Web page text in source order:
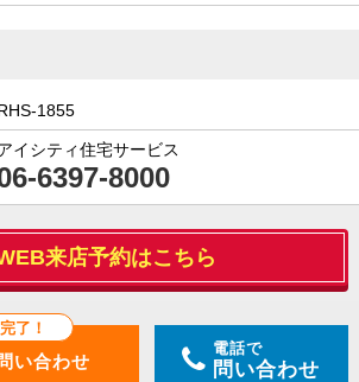
1855
イシティ住宅サービス
6397-8000
来店予約はこちら
了！
電話で
問い合わせ